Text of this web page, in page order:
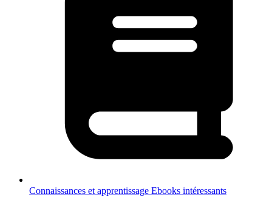
Connaissances et apprentissage Ebooks intéressants